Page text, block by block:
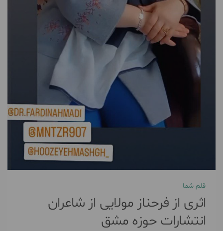
قلم شما
اثری از فرحناز مولایی از شاعران
انتشارات حوزه مشق